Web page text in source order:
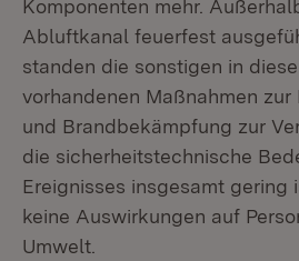
Komponenten mehr.
Abluftkanal feuerfest
standen die sonstigen in
vorhandenen Maßnahmen zur
und Brandbekämpfung zur
die sicherheitstechnische
Ereignisses insgesamt gering
keine Auswirkungen auf
Umwelt.